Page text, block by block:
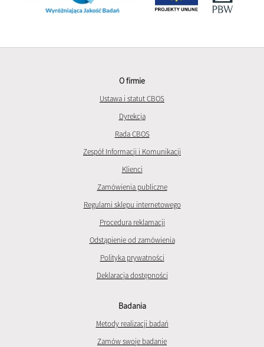
O firmie
Ustawa i statut CBOS
Dyrekcja
Rada CBOS
Zespół Informacji i Komunikacji
Klienci
Zamówienia publiczne
Regulami sklepu internetowego
Procedura reklamacji
Odstąpienie od zamówienia
Polityka prywatności
Deklaracja dostępności
Badania
Metody realizacji badań
Zamów swoje badanie